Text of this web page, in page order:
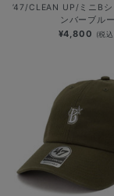
’47/CLEAN UP/ミニB
ンバーブルー
¥4,800 (税